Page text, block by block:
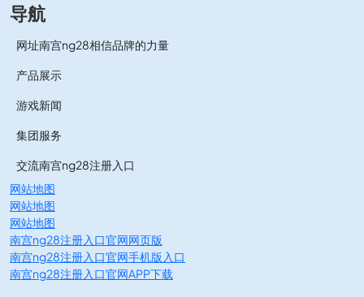
导航
网址南宫ng28相信品牌的力量
产品展示
游戏新闻
集团服务
交流南宫ng28注册入口
网站地图
网站地图
网站地图
南宫ng28注册入口官网网页版
南宫ng28注册入口官网手机版入口
南宫ng28注册入口官网APP下载